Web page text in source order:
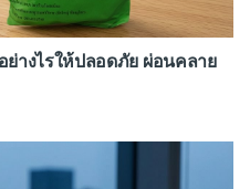
างไรให้ปลอดภัย ผ่อนคลาย